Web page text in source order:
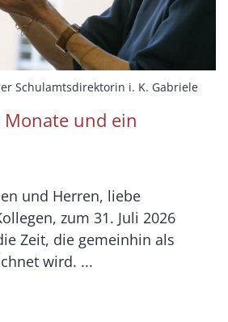
Schulamtsdirektorin i. K. Gabriele
Monate und ein
und Herren, liebe
zum 31. Juli 2026
Zeit, die gemeinhin als
wird. ...